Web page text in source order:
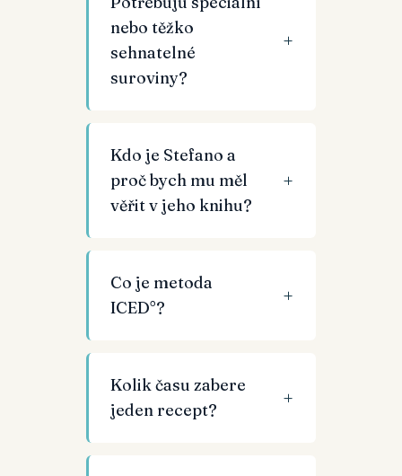
nebo těžko
sehnatelné
suroviny?
Kdo je Stefano a
proč bych mu měl
věřit v jeho knihu?
Co je metoda
ICED°?
Kolik času zabere
jeden recept?